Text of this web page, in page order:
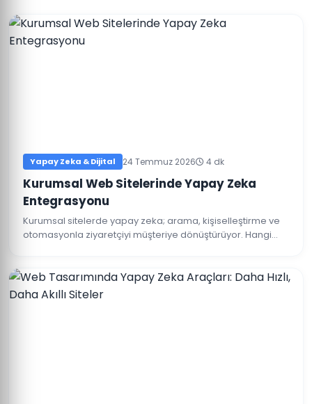
Yapay Zeka & Dijital 24 Temmuz 2026 4 dk
Kurumsal Web Sitelerinde Yapay Zeka
Entegrasyonu
Kurumsal sitelerde yapay zeka; arama, kişiselleştirme ve
otomasyonla ziyaretçiyi müşteriye dönüştürüyor. Hangi